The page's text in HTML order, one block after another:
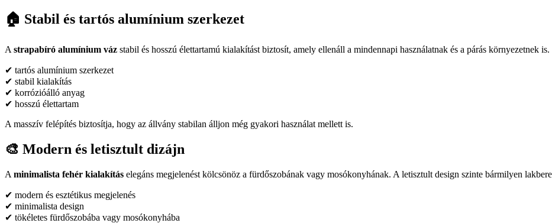
🏠 Stabil és tartós alumínium szerkezet
A strapabíró alumínium váz stabil és hosszú élettartamú kialakítást biztosít, amely ellenáll a mindennapi használatnak és a párás környezetnek is.
✔ tartós alumínium szerkezet
✔ stabil kialakítás
✔ korrózióálló anyag
✔ hosszú élettartam
A masszív felépítés biztosítja, hogy az állvány stabilan álljon még gyakori használat mellett is.
🎨 Modern és letisztult dizájn
A minimalista fehér kialakítás elegáns megjelenést kölcsönöz a fürdőszobának vagy mosókonyhának. A letisztult design szinte bármilyen
✔ modern és esztétikus megjelenés
✔ minimalista design
✔ tökéletes fürdőszobába vagy mosókonyhába